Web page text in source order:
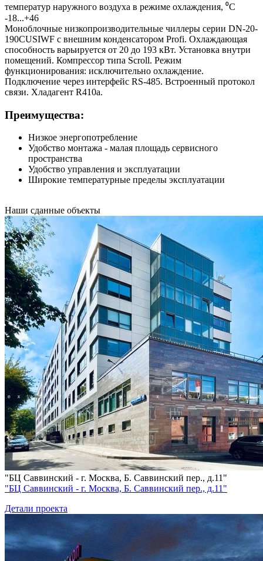
температур наружного воздуха в режиме охлаждения, ⁰С
-18...+46
Моноблочные низкопроизводительные чиллеры серии DN-20-
190CUSIWF с внешним конденсатором Profi. Охлаждающая
способность варьируется от 20 до 193 кВт. Установка внутри
помещений. Компрессор типа Scroll. Режим
функционирования: исключительно охлаждение.
Подключение через интерфейс RS-485. Встроенный протокол
связи. Хладагент R410a.
Преимущества:
Низкое энергопотребление
Удобство монтажа - малая площадь сервисного
пространства
Удобство управления и эксплуатации
Широкие температурные пределы эксплуатации
Наши сданные объекты
"БЦ Саввинский - г. Москва, Б. Саввинский пер., д.11"
"БЦ Саввинский - г. Москва, Б. Саввинский пер., д.11"
Детали проекта